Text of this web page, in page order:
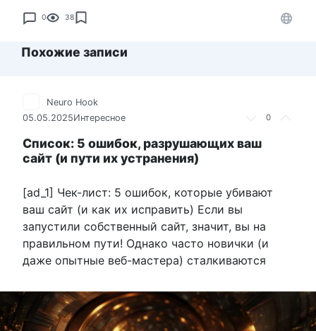
0 38
Похожие записи
0
Neuro Hook
05.05.2025Интересное
Список: 5 ошибок, разрушающих ваш
сайт (и пути их устранения)
[ad_1] Чек-лист: 5 ошибок, которые убивают
ваш сайт (и как их исправить) Если вы
запустили собственный сайт, значит, вы на
правильном пути! Однако часто новички (и
даже опытные веб-мастера) сталкиваются